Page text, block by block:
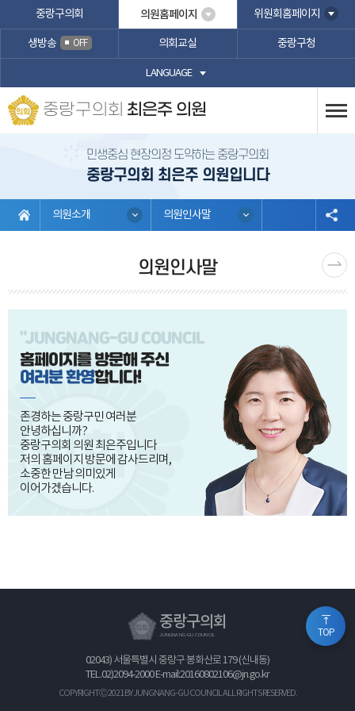
본문바로가기
중랑구의회 의원홈페이지 위원회홈페이지
생방송 OFF 의회교실 중랑구청
LANGUAGE
중랑구의회 최은주 의원
민생중심 현장의정 도약하는 중랑구의회
중랑구의회 최은주 의원입니다
의원소개 의원인사말
의원인사말
"JUNGNANG-GU COUNCIL
홈페이지를 방문해 주신
여러분 환영합니다!
존경하는 중랑구민 여러분
안녕하십니까?
중랑구의회 의원 최은주입니다
저의 홈페이지 방문에 감사드리며,
소중한 만남 의미있게
이어가겠습니다.
TOP
중랑구의회
JUNGNANG-GU COUNCIL
02043) 서울특별시 중랑구 봉화산로 179 (신내동)
TEL.02)2094-2000 E-mail:20160802106@jn.go.kr
COPYRIGHTⒸ 2021 BY JUNGNANG-GU COUNCIL ALL RIGHTS RESERVED.